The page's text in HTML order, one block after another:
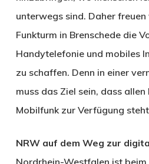
unterwegs sind. Daher
Funkturm in Brenschede die
Handytelefonie und mobiles
zu schaffen. Denn in einer
muss das Ziel sein, dass
Mobilfunk zur Verfügung
NRW auf dem Weg zur